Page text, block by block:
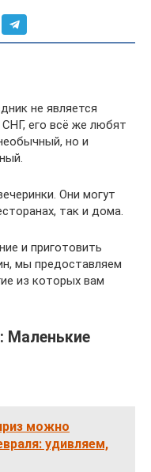
не является
его всё же любят
но и
Они могут
так и дома.
и приготовить
мы предоставляем
из которых вам
Маленькие
можно
удивляем,